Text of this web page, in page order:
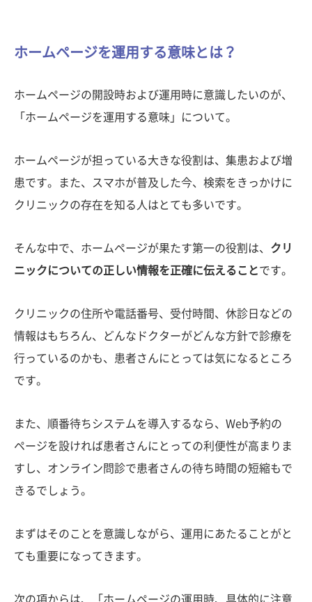
ホームページを運用する意味とは？
ホームページの開設時および運用時に意識したいのが、
「ホームページを運用する意味」について。
ホームページが担っている大きな役割は、集患および増
患です。また、スマホが普及した今、検索をきっかけに
クリニックの存在を知る人はとても多いです。
そんな中で、ホームページが果たす第一の役割は、 クリ
ニックについての正しい情報を正確に伝えることです。
クリニックの住所や電話番号、受付時間、休診日などの
情報はもちろん、どんなドクターがどんな方針で診療を
行っているのかも、患者さんにとっては気になるところ
です。
また、順番待ちシステムを導入するなら、Web予約の
ページを設ければ患者さんにとっての利便性が高まりま
すし、オンライン問診で患者さんの待ち時間の短縮もで
きるでしょう。
まずはそのことを意識しながら、運用にあたることがと
ても重要になってきます。
次の項からは、「ホームページの運用時、具体的に注意